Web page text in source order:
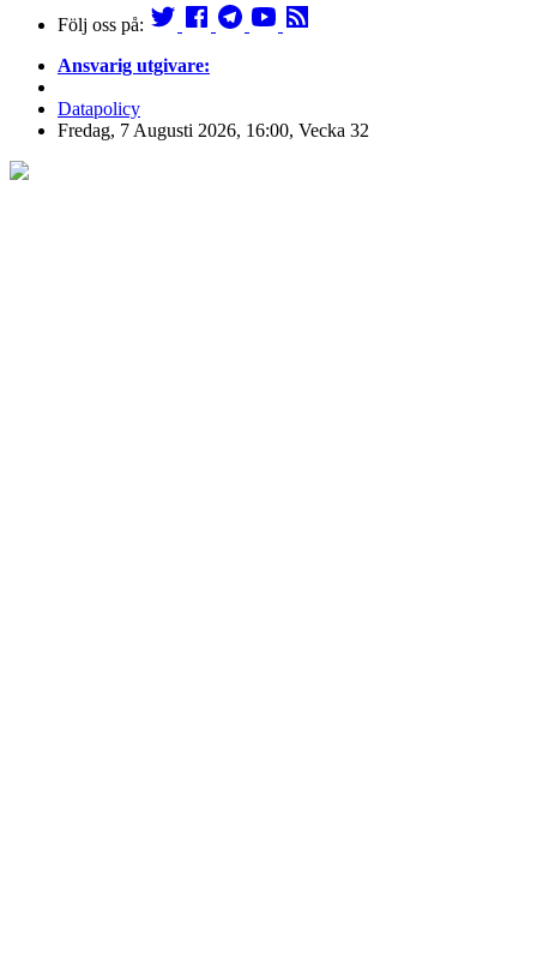
Följ oss på:
Ansvarig utgivare:
Datapolicy
Fredag, 7 Augusti 2026, 16:00, Vecka 32